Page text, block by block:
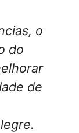
o
do
de